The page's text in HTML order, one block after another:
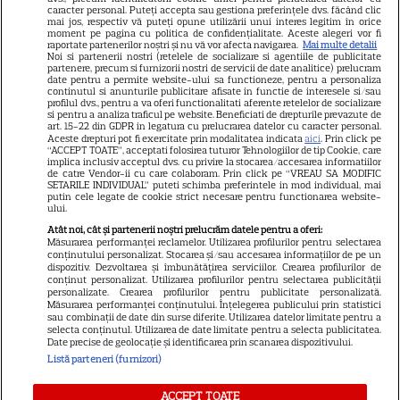
Dumnezeu mâna în cap!
Felicitări, să fiți fericiți! Că
frumoși sunteți!
Cătălin Crișan, gafă de
proporții după ce a anunțat că
s-a despărțit de iubită „Să mă
criticați ușor”. Internauții i-au
Vedeta din România care a
născut chiar de ziua ei. Anul
acesta face nunta de lemn!
caracter personal. Puteți accepta sau gestiona preferințele dvs. făcând clic
mai jos, respectiv vă puteți opune utilizării unui interes legitim în orice
moment pe pagina cu politica de confidențialitate. Aceste alegeri vor fi
raportate partenerilor noștri și nu vă vor afecta navigarea. Mai multe detalii
Noi si partenerii nostri (retelele de socializare si agentiile de publicitate
partenere, precum si furnizorii nostri de servicii de date analitice) prelucram
date pentru a permite website-ului sa functioneze, pentru a personaliza
continutul si anunturile publicitare afisate in functie de interesele si/sau
profilul dvs., pentru a va oferi functionalitati aferente retelelor de socializare
si pentru a analiza traficul pe website. Beneficiati de drepturile prevazute de
art. 15-22 din GDPR in legatura cu prelucrarea datelor cu caracter personal.
Aceste drepturi pot fi exercitate prin modalitatea indicataaici. Prin click pe
“ACCEPT TOATE”, acceptati folosirea tuturor Tehnologiilor de tip Cookie, care
implica inclusiv acceptul dvs. cu privire la stocarea/accesarea informatiilor
de catre Vendor-ii cu care colaboram. Prin click pe “VREAU SA MODIFIC
SETARILE INDIVIDUAL” puteti schimba preferintele in mod individual, mai
putin cele legate de cookie strict necesare pentru functionarea website-
ului.
Atât noi, cât și partenerii noștri prelucrăm datele pentru a oferi:
Măsurarea performanței reclamelor. Utilizarea profilurilor pentru selectarea
conținutului personalizat. Stocarea și/sau accesarea informațiilor de pe un
dispozitiv. Dezvoltarea și îmbunătățirea serviciilor. Crearea profilurilor de
conținut personalizat. Utilizarea profilurilor pentru selectarea publicității
personalizate. Crearea profilurilor pentru publicitate personalizată.
Măsurarea performanței conținutului. Înțelegerea publicului prin statistici
sau combinații de date din surse diferite. Utilizarea datelor limitate pentru a
selecta conținutul. Utilizarea de date limitate pentru a selecta publicitatea.
Date precise de geolocație și identificarea prin scanarea dispozitivului.
Listă parteneri (furnizori)
ACCEPT TOATE